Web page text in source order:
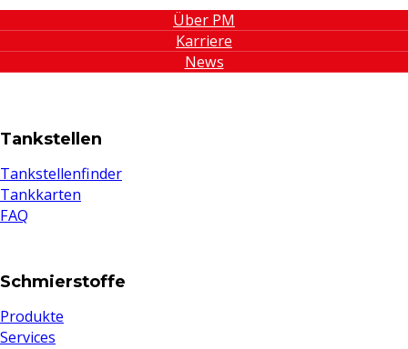
Über PM
Karriere
News
Tankstellen
Tankstellenfinder
Tankkarten
FAQ
Schmierstoffe
Produkte
Services